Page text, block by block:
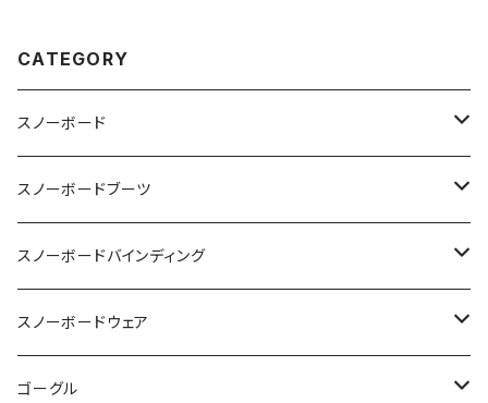
CATEGORY
スノーボード
OGASAKA
24-25 OGASAKA
25-26 OGASAKA
SCOOTER
24-25 SCOOTER
25-26 SCOOTER
YONEX
23-24 YONEX
011 Artistic
スノーボードブーツ
DEELUXE
24-25 DEELUXE
25-26 DEELUXE
BURTON
K2 TT snowsurfer boots
スノーボードバインディング
BURTON
UNION
スノーボードウェア
VOLCOM
ゴーグル